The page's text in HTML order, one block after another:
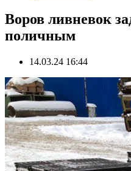
Воров ливневок
поличным
14.03.24 16:44